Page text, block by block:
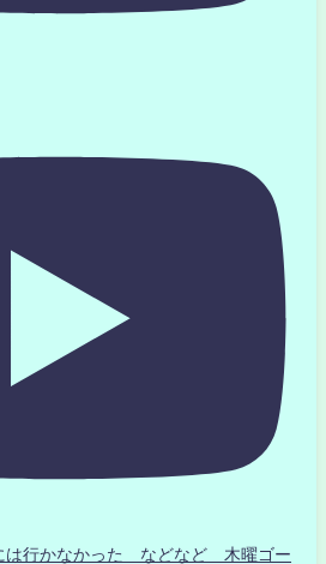
は行かなかった などなど 木曜ゴー